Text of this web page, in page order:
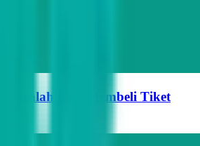
Saat Membeli Tiket